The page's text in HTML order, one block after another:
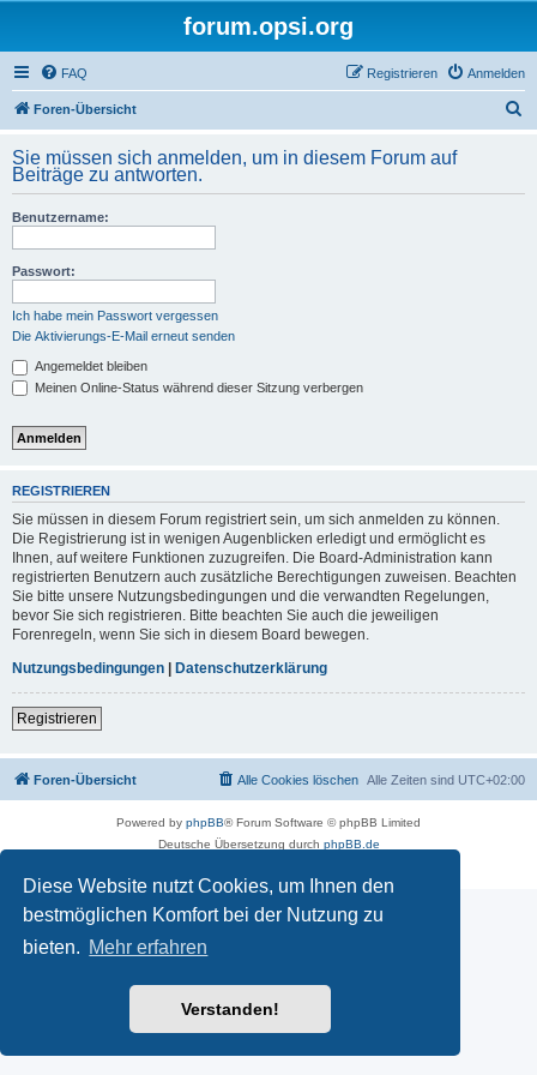
Diese Website nutzt Cookies, um Ihnen den
bestmöglichen Komfort bei der Nutzung zu
bieten. Mehr erfahren
Verstanden!
forum.opsi.org
FAQ Anmelden
Registrieren
Foren-Übersicht
h
Sie müssen sich anmelden, um in diesem Forum auf
Beiträge zu antworten.
Benutzername:
Passwort:
Ich habe mein Passwort vergessen
Die Aktivierungs-E-Mail erneut senden
Angemeldet bleiben
Meinen Online-Status während dieser Sitzung verbergen
REGISTRIEREN
Sie müssen in diesem Forum registriert sein, um sich anmelden zu können.
Die Registrierung ist in wenigen Augenblicken erledigt und ermöglicht es
Ihnen, auf weitere Funktionen zuzugreifen. Die Board-Administration kann
registrierten Benutzern auch zusätzliche Berechtigungen zuweisen. Beachten
Sie bitte unsere Nutzungsbedingungen und die verwandten Regelungen,
bevor Sie sich registrieren. Bitte beachten Sie auch die jeweiligen
Forenregeln, wenn Sie sich in diesem Board bewegen.
Nutzungsbedingungen | Datenschutzerklärung
Registrieren
Foren-Übersicht Alle Zeiten sind UTC+02:00
Alle Cookies löschen
Powered by phpBB® Forum Software © phpBB Limited
Deutsche Übersetzung durch phpBB.de